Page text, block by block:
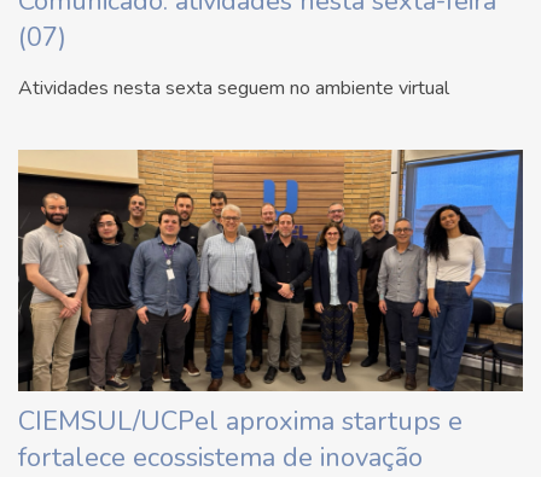
(07)
Atividades nesta sexta seguem no ambiente virtual
CIEMSUL/UCPel aproxima startups e
fortalece ecossistema de inovação